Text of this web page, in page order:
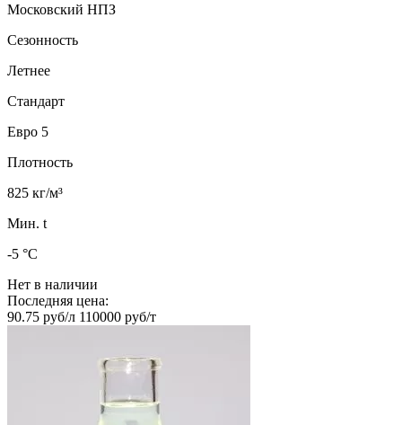
Московский НПЗ
Сезонность
Летнее
Стандарт
Евро 5
Плотность
825 кг/м³
Мин. t
-5 °C
Нет в наличии
Последняя цена:
90.75 руб/л 110000 руб/т